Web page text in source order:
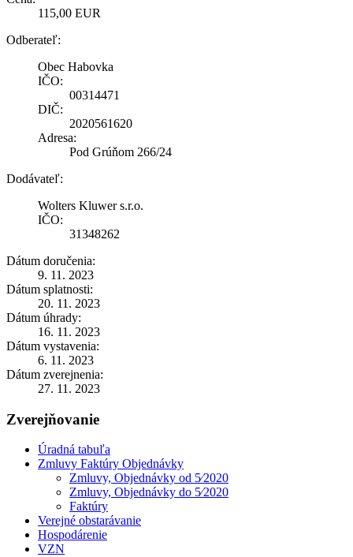
115,00 EUR
Odberateľ:
Obec Habovka
IČO:
00314471
DIČ:
2020561620
Adresa:
Pod Grúňom 266/24
Dodávateľ:
Wolters Kluwer s.r.o.
IČO:
31348262
Dátum doručenia:
9. 11. 2023
Dátum splatnosti:
20. 11. 2023
Dátum úhrady:
16. 11. 2023
Dátum vystavenia:
6. 11. 2023
Dátum zverejnenia:
27. 11. 2023
Zverejňovanie
Úradná tabuľa
Zmluvy Faktúry Objednávky
Zmluvy, Objednávky od 5⁄2020
Zmluvy, Objednávky do 5⁄2020
Faktúry
Verejné obstarávanie
Hospodárenie
VZN